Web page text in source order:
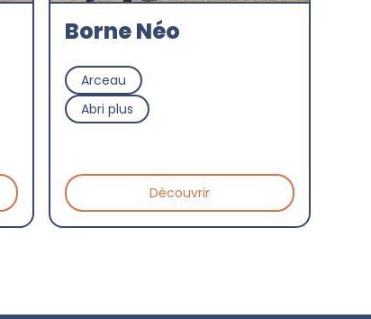
Borne Néo
Arceau
Abri plus
Découvrir